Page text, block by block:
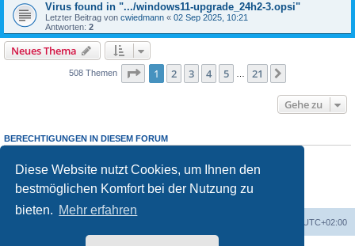
Diese Website nutzt Cookies, um Ihnen den
bestmöglichen Komfort bei der Nutzung zu
bieten. Mehr erfahren
Virus found in ".../windows11-upgrade_24h2-3.opsi"
Letzter Beitrag von cwiedmann « 02 Sep 2025, 10:21
Antworten: 2
Neues Thema
508 Themen Seite 1von 21
1 2 3 4 5 21
Gehe zu
BERECHTIGUNGEN IN DIESEM FORUM
Sie dürfen
keine
Antworten zu Themen in diesem Forum erstellen.
Sie dürfen Ihre Beiträge in diesem Forumnicht ändern.
Sie dürfen Ihre Beiträge in diesem Forumnichtlöschen.
keine
UTC+02:00